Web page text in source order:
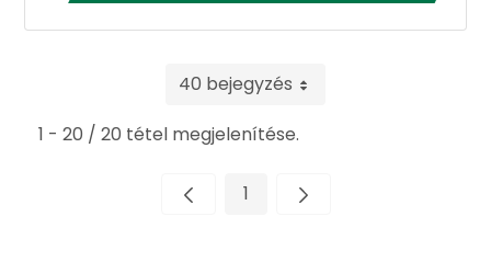
40 bejegyzés
1 - 20 / 20 tétel megjelenítése.
Oldal
1